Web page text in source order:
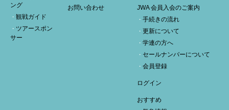
ング
観戦ガイド
ツアースポン
サー
お問い合わせ
JWA 会員入会のご案内
手続きの流れ
更新について
学連の方へ
セールナンバーについて
会員登録
ログイン
おすすめ